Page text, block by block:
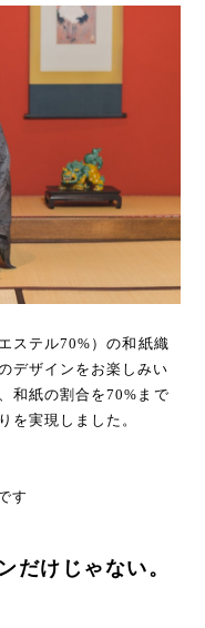
ステル70%）の和紙織
デザインをお楽しみい
和紙の割合を70%まで
を実現しました。
す
だけじゃない。